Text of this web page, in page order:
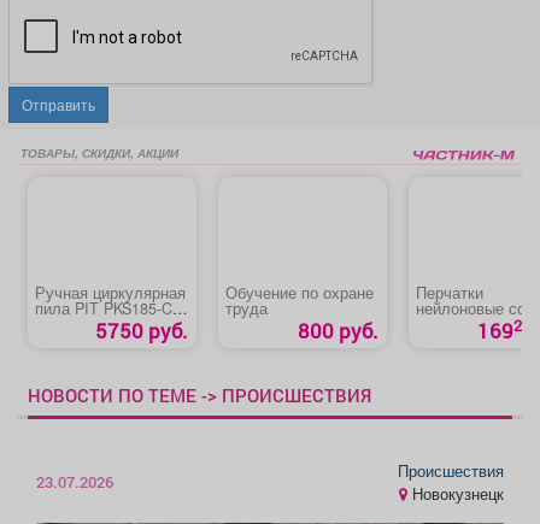
Отправить
ТОВАРЫ, СКИДКИ, АКЦИИ
Ручная циркулярная
пила PIT PKS185-C2/
5750 руб.
Обучение по охране
труда
800 руб.
Перчатки
нейлоновые со
вспененным
покрытием
16926
НОВОСТИ ПО ТЕМЕ -> ПРОИСШЕСТВИЯ
23.07.2026
Происшествия
Новокузнецк